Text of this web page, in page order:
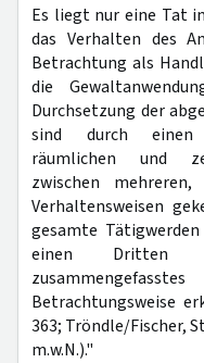
Es liegt nur eine Tat
das Verhalten des
Betrachtung als
die
Durchsetzung der
sind durch einen
räumlichen und
zwischen
Verhaltensweisen
gesamte
einen Dritten
Betrachtungsweise
363; Tröndle/Fischer,
m.w.N.)."